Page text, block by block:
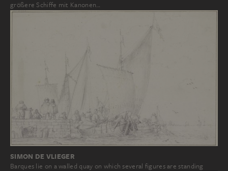
größere Schiffe mit Kanonen…
SIMON DE VLIEGER
Barques lie on a walled quay on which several figures are standing